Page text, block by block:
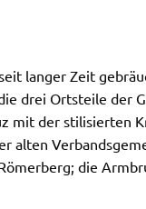
langer Zeit
drei Ortsteile der
mit der stilisierten
alten
die